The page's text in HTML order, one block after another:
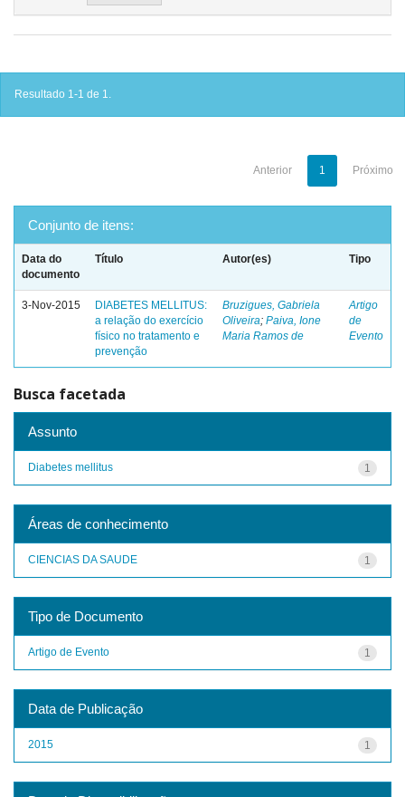
Resultado 1-1 de 1.
Anterior 1 Próximo
Conjunto de itens:
Data do
documento
Título Autor(es) Tipo
3-Nov-2015
DIABETES MELLITUS:
a relação do exercício
físico no tratamento e
prevenção
Bruzigues, Gabriela
Oliveira; Paiva, Ione
Maria Ramos de
Artigo
de
Evento
Busca facetada
Assunto
1
Diabetes mellitus
Áreas de conhecimento
1
CIENCIAS DA SAUDE
Tipo de Documento
1
Artigo de Evento
Data de Publicação
1
2015